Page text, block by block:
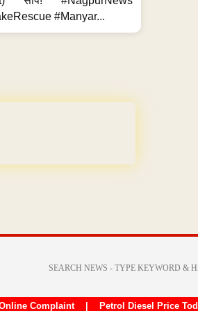
#Manyar...
Complaint| Petrol Diesel Price